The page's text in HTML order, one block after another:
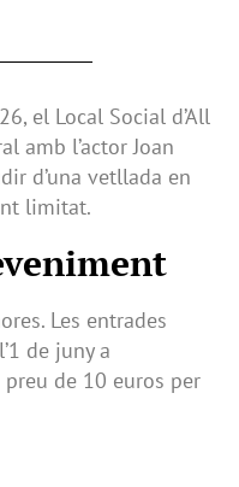
el Local Social d’All
amb l’actor Joan
d’una vetllada en
limitat.
Les entrades
de juny a
preu de 10 euros per